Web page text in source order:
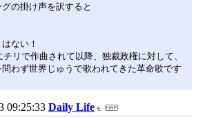
の掛け声を訳すると
ない！
チリで作曲されて以降、独裁政権に対して、
わず世界じゅうで歌われてきた革命歌です
09:25:33 Daily Life